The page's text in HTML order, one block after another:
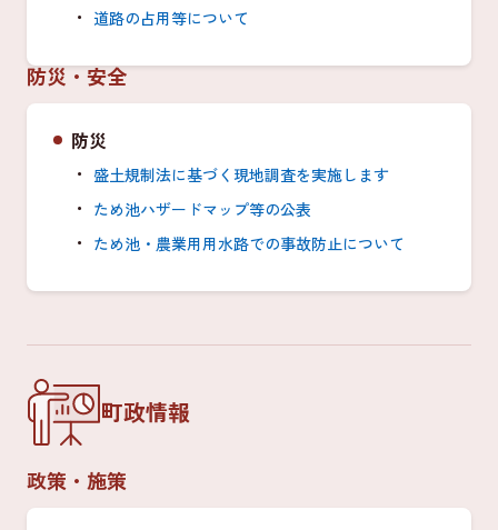
道路の占用等について
防災・安全
防災
盛土規制法に基づく現地調査を実施します
ため池ハザードマップ等の公表
ため池・農業用用水路での事故防止について
町政情報
政策・施策